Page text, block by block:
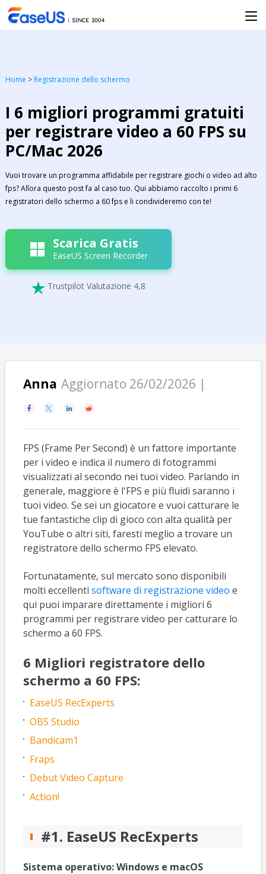
Home > Registrazione dello schermo
I 6 migliori programmi gratuiti
per registrare video a 60 FPS su
PC/Mac 2026
Vuoi trovare un programma affidabile per registrare giochi o video ad alto
fps? Allora questo post fa al caso tuo. Qui abbiamo raccolto i primi 6
registratori dello schermo a 60 fps e li condivideremo con te!
Scarica Gratis
EaseUS Screen Recorder
 Trustpilot Valutazione 4,8
Anna Aggiornato 26/02/2026 |
   
FPS (Frame Per Second) è un fattore importante
per i video e indica il numero di fotogrammi
visualizzati al secondo nei tuoi video. Parlando in
generale, maggiore è l'FPS e più fluidi saranno i
tuoi video. Se sei un giocatore e vuoi catturare le
tue fantastiche clip di gioco con alta qualità per
YouTube o altri siti, faresti meglio a trovare un
registratore dello schermo FPS elevato.
Fortunatamente, sul mercato sono disponibili
molti eccellenti software di registrazione video e
qui puoi imparare direttamente i migliori 6
programmi per registrare video per catturare lo
schermo a 60 FPS.
6 Migliori registratore dello
schermo a 60 FPS:
EaseUS RecExperts
OBS Studio
Bandicam1
Fraps
Debut Video Capture
Action!
#1. EaseUS RecExperts
Sistema operativo:Windows e macOS